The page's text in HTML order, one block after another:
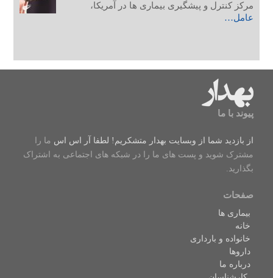
مرکز کنترل و پیشگیری بیماری ها در آمریکا،
عامل…
پیوند با ما
از بازدید شما از وبسایت بهدار متشکریم! لطفا آر اس اس ما را
مشترک شوید و پست های ما را در شبکه های اجتماعی به اشتراک
بگذارید.
صفحات
بیماری ها
خانه
خانواده و بارداری
داروها
درباره ما